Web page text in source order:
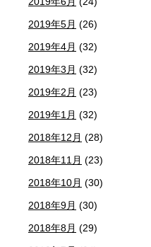
2019年5月 (26)
2019年4月 (32)
2019年3月 (32)
2019年2月 (23)
2019年1月 (32)
2018年12月 (28)
2018年11月 (23)
2018年10月 (30)
2018年9月 (30)
2018年8月 (29)